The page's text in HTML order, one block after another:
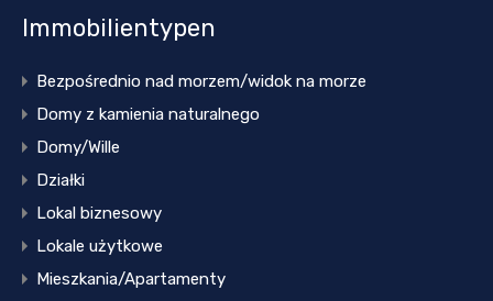
Immobilientypen
Bezpośrednio nad morzem/widok na morze
Domy z kamienia naturalnego
Domy/Wille
Działki
Lokal biznesowy
Lokale użytkowe
Mieszkania/Apartamenty